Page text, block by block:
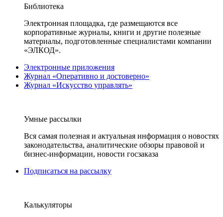
Библиотека
Электронная площадка, где размещаются все
корпоративные журналы, книги и другие полезные
материалы, подготовленные специалистами компании
«ЭЛКОД».
Электронные приложения
Журнал «Оперативно и достоверно»
Журнал «Искусство управлять»
Умные рассылки
Вся самая полезная и актуальная информация о новостях
законодательства, аналитические обзоры правовой и
бизнес-информации, новости госзаказа
Подписаться на рассылку
Калькуляторы